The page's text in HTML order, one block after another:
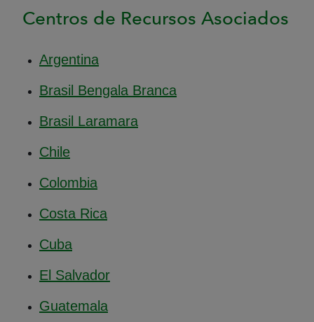
Centros de Recursos Asociados
Argentina
Brasil Bengala Branca
Brasil Laramara
Chile
Colombia
Costa Rica
Cuba
El Salvador
Guatemala